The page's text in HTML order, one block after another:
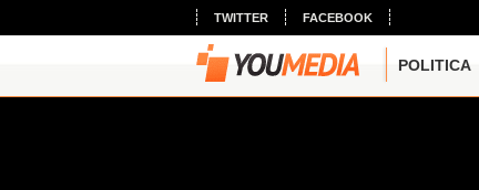
TWITTER FACEBOOK
POLITICA